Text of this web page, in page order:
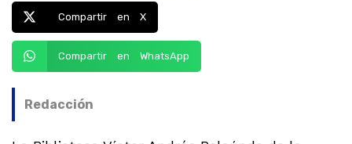
Compartir en X
Compartir en WhatsApp
Redacción